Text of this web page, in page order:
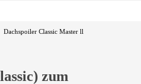
Dachspoiler Classic Master ll
zum